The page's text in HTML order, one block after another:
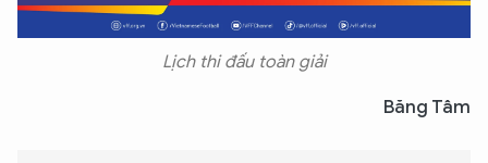
Lịch thi đấu toàn giải
Băng Tâm